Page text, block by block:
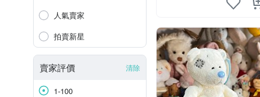
人氣賣家
拍賣新星
賣家評價 清除
1-100